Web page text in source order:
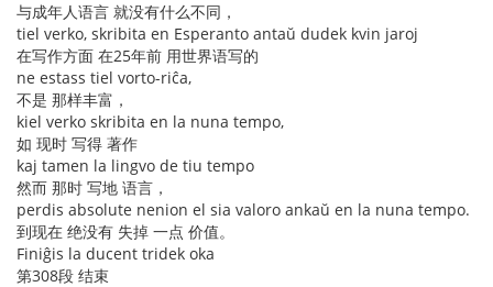
与成年人语言 就没有什么不同，
tiel verko, skribita en Esperanto antaŭ dudek kvin jaroj
在写作方面 在25年前 用世界语写的
ne estass tiel vorto-riĉa,
不是 那样丰富，
kiel verko skribita en la nuna tempo,
如 现时 写得 著作
kaj tamen la lingvo de tiu tempo
然而 那时 写地 语言，
perdis absolute nenion el sia valoro ankaŭ en la nuna tempo.
到现在 绝没有 失掉 一点 价值。
Finiĝis la ducent tridek oka
第308段 结束